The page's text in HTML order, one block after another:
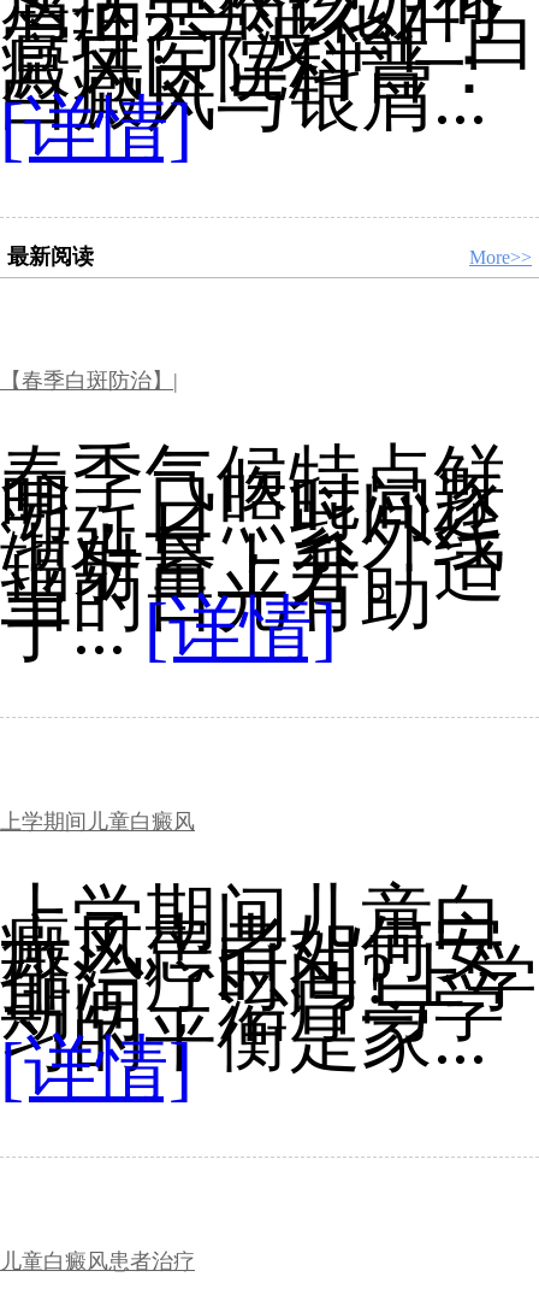
管理?宁波华仁白
癜风医院科普：
白癜风与银屑...
[详情]
最新阅读 More>>
【春季白斑防治】|
春季气候特点鲜
明，日照时间逐
渐延长，紫外线
辐射量上升。适
当的日光有助
于...[详情]
上学期间儿童白癜风
上学期间儿童白
癜风患者如何安
排治疗时间?上学
期间，治疗与学
习的平衡是家...
[详情]
儿童白癜风患者治疗